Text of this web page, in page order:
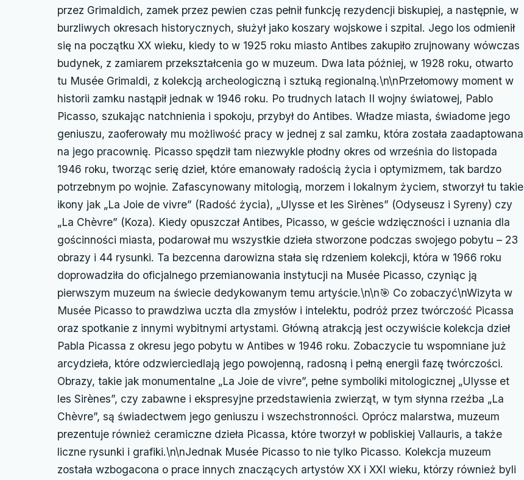
przez Grimaldich, zamek przez pewien czas pełnił funkcję rezydencji biskupiej, a następnie, w
burzliwych okresach historycznych, służył jako koszary wojskowe i szpital. Jego los odmienił
się na początku XX wieku, kiedy to w 1925 roku miasto Antibes zakupiło zrujnowany wówczas
budynek, z zamiarem przekształcenia go w muzeum. Dwa lata później, w 1928 roku, otwarto
tu Musée Grimaldi, z kolekcją archeologiczną i sztuką regionalną.\n\nPrzełomowy moment w
historii zamku nastąpił jednak w 1946 roku. Po trudnych latach II wojny światowej, Pablo
Picasso, szukając natchnienia i spokoju, przybył do Antibes. Władze miasta, świadome jego
geniuszu, zaoferowały mu możliwość pracy w jednej z sal zamku, która została zaadaptowana
na jego pracownię. Picasso spędził tam niezwykle płodny okres od września do listopada
1946 roku, tworząc serię dzieł, które emanowały radością życia i optymizmem, tak bardzo
potrzebnym po wojnie. Zafascynowany mitologią, morzem i lokalnym życiem, stworzył tu takie
ikony jak „La Joie de vivre” (Radość życia), „Ulysse et les Sirènes” (Odyseusz i Syreny) czy
„La Chèvre” (Koza). Kiedy opuszczał Antibes, Picasso, w geście wdzięczności i uznania dla
gościnności miasta, podarował mu wszystkie dzieła stworzone podczas swojego pobytu – 23
obrazy i 44 rysunki. Ta bezcenna darowizna stała się rdzeniem kolekcji, która w 1966 roku
doprowadziła do oficjalnego przemianowania instytucji na Musée Picasso, czyniąc ją
pierwszym muzeum na świecie dedykowanym temu artyście.\n\n🎯 Co zobaczyć\nWizyta w
Musée Picasso to prawdziwa uczta dla zmysłów i intelektu, podróż przez twórczość Picassa
oraz spotkanie z innymi wybitnymi artystami. Główną atrakcją jest oczywiście kolekcja dzieł
Pabla Picassa z okresu jego pobytu w Antibes w 1946 roku. Zobaczycie tu wspomniane już
arcydzieła, które odzwierciedlają jego powojenną, radosną i pełną energii fazę twórczości.
Obrazy, takie jak monumentalne „La Joie de vivre”, pełne symboliki mitologicznej „Ulysse et
les Sirènes”, czy zabawne i ekspresyjne przedstawienia zwierząt, w tym słynna rzeźba „La
Chèvre”, są świadectwem jego geniuszu i wszechstronności. Oprócz malarstwa, muzeum
prezentuje również ceramiczne dzieła Picassa, które tworzył w pobliskiej Vallauris, a także
liczne rysunki i grafiki.\n\nJednak Musée Picasso to nie tylko Picasso. Kolekcja muzeum
została wzbogacona o prace innych znaczących artystów XX i XXI wieku, którzy również byli